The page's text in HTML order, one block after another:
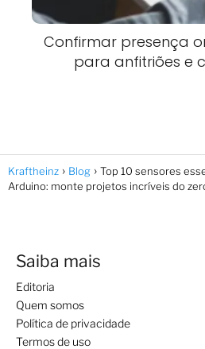
Confirmar presença
para anfitriões e
Kraftheinz Blog
Top 10 sensores
Arduino: monte projetos incríveis do
Saiba mais
Editoria
Quem somos
Política de privacidade
Termos de uso